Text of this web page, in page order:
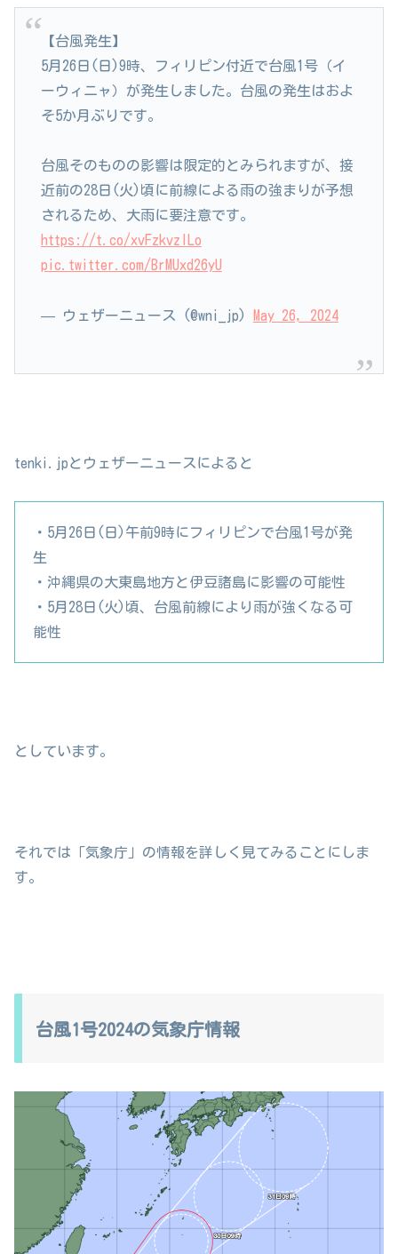
【台風発生】
5月26日(日)9時、フィリピン付近で台風1号（イ
ーウィニャ）が発生しました。台風の発生はおよ
そ5か月ぶりです。
台風そのものの影響は限定的とみられますが、接
近前の28日(火)頃に前線による雨の強まりが予想
されるため、大雨に要注意です。
https://t.co/xvFzkvzILo
pic.twitter.com/BrMUxd26yU
— ウェザーニュース (@wni_jp) May 26, 2024
tenki.jpとウェザーニュースによると
・5月26日(日)午前9時にフィリピンで台風1号が発
生
・沖縄県の大東島地方と伊豆諸島に影響の可能性
・5月28日(火)頃、台風前線により雨が強くなる可
能性
としています。
それでは「気象庁」の情報を詳しく見てみることにしま
す。
台風1号2024の気象庁情報